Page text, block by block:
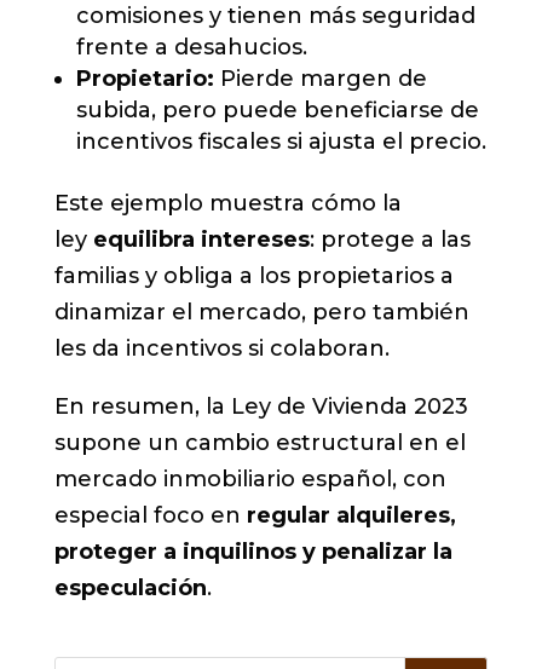
comisiones y tienen más seguridad
frente a desahucios.
Propietario: Pierde margen de
subida, pero puede beneficiarse de
incentivos fiscales si ajusta el precio.
Este ejemplo muestra cómo la
ley equilibra intereses: protege a las
familias y obliga a los propietarios a
dinamizar el mercado, pero también
les da incentivos si colaboran.
En resumen, la Ley de Vivienda 2023
supone un cambio estructural en el
mercado inmobiliario español, con
especial foco en regular alquileres,
proteger a inquilinos y penalizar la
especulación.